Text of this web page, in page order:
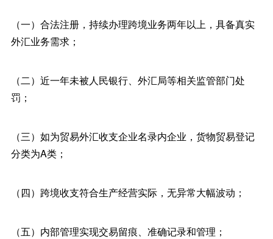
（一）合法注册，持续办理跨境业务两年以上，具备真实
外汇业务需求；
（二）近一年未被人民银行、外汇局等相关监管部门处
罚；
（三）如为贸易外汇收支企业名录内企业，货物贸易登记
分类为A类；
（四）跨境收支符合生产经营实际，无异常大幅波动；
（五）内部管理实现交易留痕、准确记录和管理；